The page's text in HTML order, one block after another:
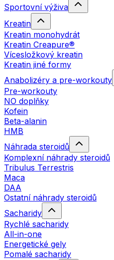
Sportovní výživa
Kreatin
Kreatin monohydrát
Kreatin Creapure®
Vícesložkový kreatin
Kreatin jiné formy
Anabolizéry a pre-workouty
Pre-workouty
NO doplňky
Kofein
Beta-alanin
HMB
Náhrada steroidů
Komplexní náhrady steroidů
Tribulus Terrestris
Maca
DAA
Ostatní náhrady steroidů
Sacharidy
Rychlé sacharidy
All-in-one
Energetické gely
Pomalé sacharidy